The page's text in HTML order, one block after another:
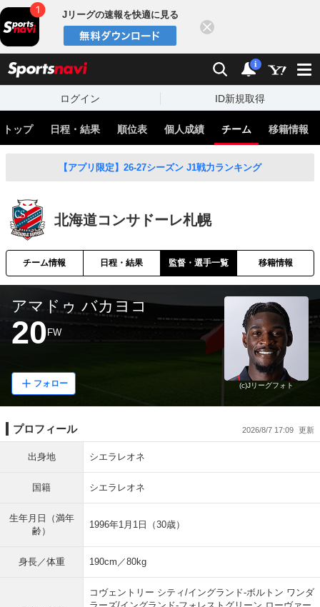
Jリーグの速報を快適に見る
検索 通知
i
ログイン ID新規取得
トップ 日程・結果 順位表 個人成績 チーム 移籍情報
【アプリ限定】26-27シーズン J1戦力ランキング
北海道コンサドーレ札幌
チーム情報 日程・結果 監督・選手一覧 移籍情報
アマドゥ バカヨコ
20 FW
フォロー (c)Jリーグフォト
プロフィール 2026/8/7 17:09
出身地 シエラレオネ
国籍 シエラレオネ
生年月日（満年
齢）
1996年1月1日（30歳）
身長／体重 190cm／80kg
コヴェントリー シティ/イングランド-ボルトン ワンダ